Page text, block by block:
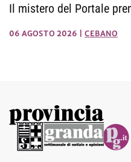
Il mistero del Portale
06 AGOSTO 2026 CEBANO